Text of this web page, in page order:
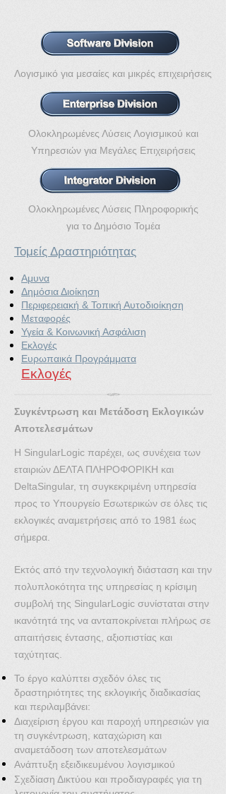
Λογισμικό για μεσαίες και μικρές επιχειρήσεις
Ολοκληρωμένες Λύσεις Λογισμικού και
Υπηρεσιών για Μεγάλες Επιχειρήσεις
Ολοκληρωμένες Λύσεις Πληροφορικής
για το Δημόσιο Τομέα
Τομείς Δραστηριότητας
Αμυνα
Δημόσια Διοίκηση
Περιφερειακή & Τοπική Αυτοδιοίκηση
Μεταφορές
Υγεία & Κοινωνική Ασφάλιση
Εκλογές
Ευρωπαικά Προγράμματα
Εκλογές
Συγκέντρωση και Μετάδοση Εκλογικών
Αποτελεσμάτων
Η SingularLogic παρέχει, ως συνέχεια των
εταιριών ΔΕΛΤΑ ΠΛΗΡΟΦΟΡΙΚΗ και
DeltaSingular, τη συγκεκριμένη υπηρεσία
προς το Υπουργείο Εσωτερικών σε όλες τις
εκλογικές αναμετρήσεις από το 1981 έως
σήμερα.
Εκτός από την τεχνολογική διάσταση και την
πολυπλοκότητα της υπηρεσίας η κρίσιμη
συμβολή της SingularLogic συνίσταται στην
ικανότητά της να ανταποκρίνεται πλήρως σε
απαιτήσεις έντασης, αξιοπιστίας και
ταχύτητας.
Το έργο καλύπτει σχεδόν όλες τις
δραστηριότητες της εκλογικής διαδικασίας
και περιλαμβάνει:
Διαχείριση έργου και παροχή υπηρεσιών για
τη συγκέντρωση, καταχώριση και
αναμετάδοση των αποτελεσμάτων
Ανάπτυξη εξειδικευμένου λογισμικού
Σχεδίαση Δικτύου και προδιαγραφές για τη